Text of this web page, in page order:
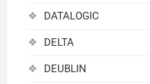
DATALOGIC
DELTA
DEUBLIN